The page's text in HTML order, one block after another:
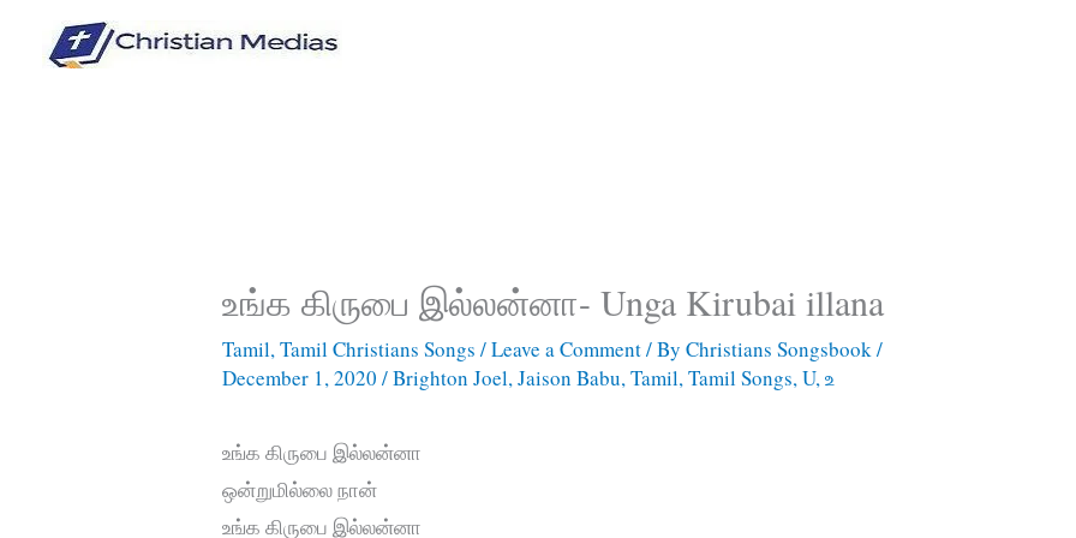
உங்க கிருபை இல்லன்னா- Unga Kirubai illana
Tamil,Tamil Christians Songs /Leave a Comment/ ByChristians Songsbook/
December 1, 2020/Brighton Joel,Jaison Babu,Tamil,Tamil Songs,U,உ
உங்க கிருபை இல்லன்னா
ஒன்றுமில்லை நான்
உங்க கிருபை இல்லன்னா